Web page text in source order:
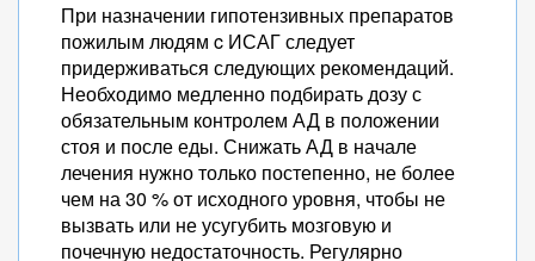
При назначении гипотензивных препаратов
пожилым людям c ИСАГ следует
придерживаться следующих рекомендаций.
Необходимо медленно подбирать дозу с
обязательным контролем АД в положении
стоя и после еды. Снижать АД в начале
лечения нужно только постепенно, не более
чем на 30 % от исходного уровня, чтобы не
вызвать или не усугубить мозговую и
почечную недостаточность. Регулярно